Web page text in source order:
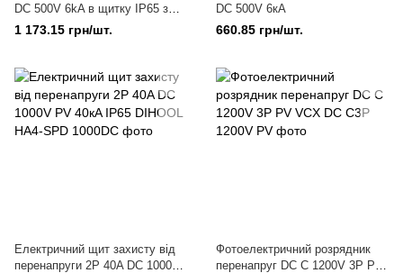
DС 500V 6kA в щитку IP65 з
кабелем і МС4
1 173.15 грн/шт.
DС 500V 6кА
660.85 грн/шт.
Електричний щит захисту від
перенапруги 2Р 40A DC 1000V
Фотоелектричний розрядник
перенапруг DC C 1200V 3P PV